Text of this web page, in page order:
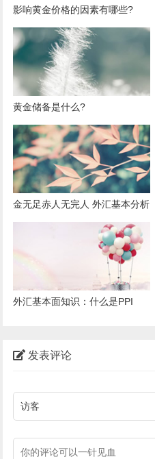
影响黄金价格的因素有哪些?
黄金储备是什么?
金无足赤人无完人 外汇基本分析
外汇基本面知识：什么是PPI
发表评论